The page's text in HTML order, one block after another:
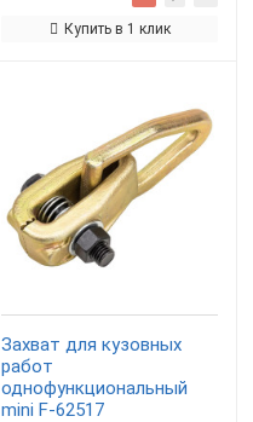
Купить в 1 клик
Захват для кузовных
работ
однофункциональный
mini F-62517